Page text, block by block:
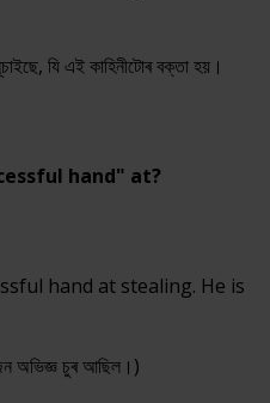
যি এই কাহিনীটোৰ বক্তা হয়।
hand" at?
hand at stealing. He is
অভিজ্ঞ চুৰ আছিল।)